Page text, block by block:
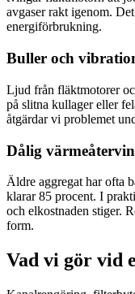
avgaser rakt igenom.
energiförbrukning.
Buller och
Ljud från fläktmotorer
på slitna kullager eller
åtgärdar vi problemet
Dålig
Äldre aggregat har ofta
klarar 85 procent. I
och elkostnaden stiger.
form.
Vad vi gör vid